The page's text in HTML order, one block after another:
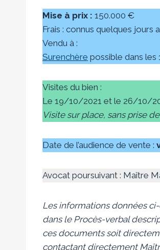
Mise à prix : 150.000 €
Frais : connus quelques jours
Vendu à :
Surenchère possible dans les
Visites du bien :
Le 19/10/2021 et le 26/10/
Visite sur place, sans prise
Date de l’audience de vente :
Avocat poursuivant : Maître
Les informations données
dans le Procès-verbal
ces documents soit
contactant directement